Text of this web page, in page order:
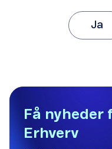
Ja
Det var ikke det,
Der er ikke nok
Få nyheder
Erhverv